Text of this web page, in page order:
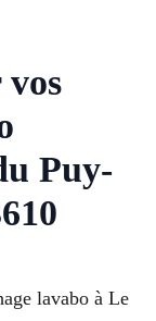
vos
Puy-
lavabo à Le